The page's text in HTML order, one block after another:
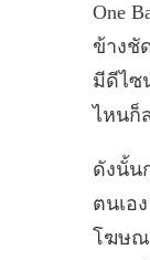
One
ข้างชั
มีดีไซ
ไหนก็
ดังนั้น
ตนเอ
โฆษณ